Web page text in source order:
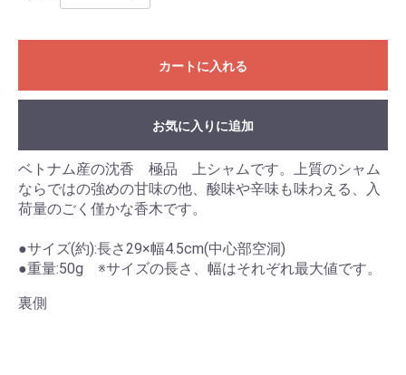
カートに入れる
お気に入りに追加
ベトナム産の沈香 極品 上シャムです。上質のシャム
ならではの強めの甘味の他、酸味や辛味も味わえる、入
荷量のごく僅かな香木です。
●サイズ(約):長さ29×幅4.5cm(中心部空洞)
●重量:50g ※サイズの長さ、幅はそれぞれ最大値です。
裏側